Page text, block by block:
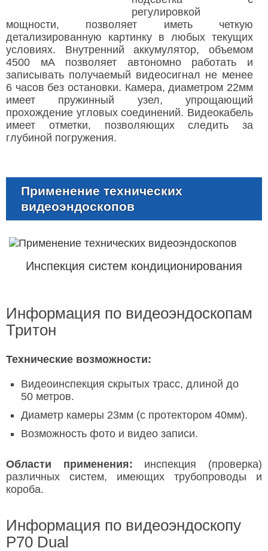
регулировкой
мощности, позволяет иметь четкую
детализированную картинку в любых текущих
условиях. Внутренний аккумулятор, объемом
4500 мА позволяет автономно работать и
записывать получаемый видеосигнал не менее
6 часов без остановки. Камера, диаметром 22мм
имеет пружинный узел, упрощающий
прохождение угловых соединений. Видеокабель
имеет отметки, позволяющих следить за
глубиной погружения.
Применение технических
видеоэндоскопов
Инспекция систем кондиционирования
Информация по видеоэндоскопам
Тритон
Технические возможности:
Видеоинспекция скрытых трасс, длиной до
50 метров.
Диаметр камеры 23мм (с протектором 40мм).
Возможность фото и видео записи.
Области применения: инспекция (проверка)
различных систем, имеющих трубопроводы и
короба.
Информация по видеоэндоскопу
P70 Dual